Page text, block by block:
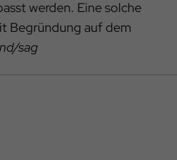
werden. Eine solche
Begründung auf dem
sag